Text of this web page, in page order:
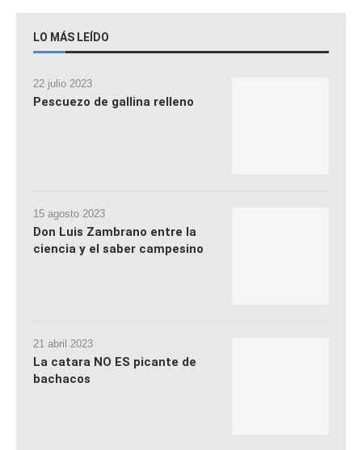
LO MÁS LEÍDO
22 julio 2023
Pescuezo de gallina relleno
15 agosto 2023
Don Luis Zambrano entre la
ciencia y el saber campesino
21 abril 2023
La catara NO ES picante de
bachacos